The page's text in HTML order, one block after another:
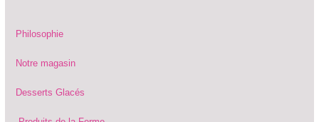
Philosophie
Notre magasin
Desserts Glacés